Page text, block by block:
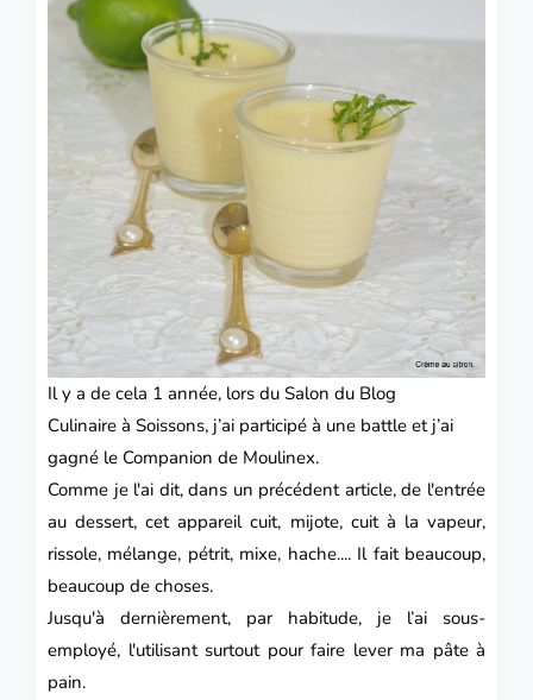
Il y a de cela 1 année, lors du Salon du Blog
Culinaire à Soissons, j’ai participé à une battle et j’ai
gagné le Companion de Moulinex.
Comme je l'ai dit, dans un précédent article, de l'entrée
au dessert, cet appareil cuit, mijote, cuit à la vapeur,
rissole, mélange, pétrit, mixe, hache.... Il fait beaucoup,
beaucoup de choses.
Jusqu'à dernièrement, par habitude, je l’ai sous-
employé, l'utilisant surtout pour faire lever ma pâte à
pain.